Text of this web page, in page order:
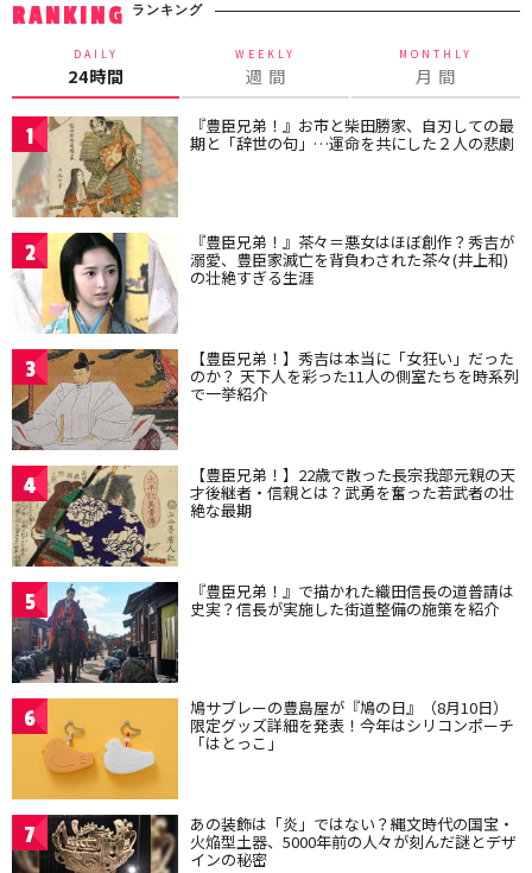
RANKING ランキング
DAILY
24時間
WEEKLY
週 間
MONTHLY
月 間
1 『豊臣兄弟！』お市と柴田勝家、自刃しての最
期と「辞世の句」…運命を共にした２人の悲劇
2 『豊臣兄弟！』茶々＝悪女はほぼ創作？秀吉が
溺愛、豊臣家滅亡を背負わされた茶々(井上和)
の壮絶すぎる生涯
3 【豊臣兄弟！】秀吉は本当に「女狂い」だった
のか？ 天下人を彩った11人の側室たちを時系列
で一挙紹介
4 【豊臣兄弟！】22歳で散った長宗我部元親の天
才後継者・信親とは？武勇を奮った若武者の壮
絶な最期
5 『豊臣兄弟！』で描かれた織田信長の道普請は
史実？信長が実施した街道整備の施策を紹介
6 鳩サブレーの豊島屋が『鳩の日』（8月10日）
限定グッズ詳細を発表！今年はシリコンポーチ
「はとっこ」
7 あの装飾は「炎」ではない？縄文時代の国宝・
火焔型土器、5000年前の人々が刻んだ謎とデザ
インの秘密